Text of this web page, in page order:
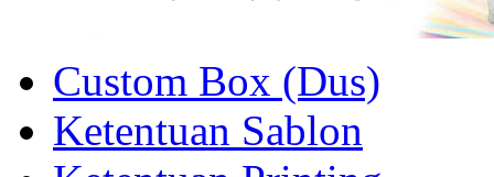
Custom Box (Dus)
Ketentuan Sablon